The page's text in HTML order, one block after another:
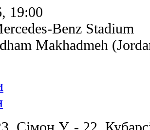
19:00
Benz Stadium
Makhadmeh
Сімон У. - 22.